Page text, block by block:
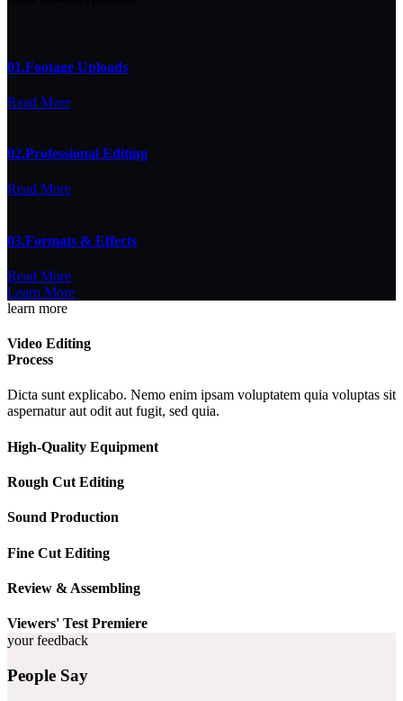
01.Footage Uploads
Read More
02.Professional Editing
Read More
03.Formats & Effects
Read More
Learn More
learn more
Video Editing
Process
Dicta sunt explicabo. Nemo enim ipsam voluptatem quia voluptas sit
aspernatur aut odit aut fugit, sed quia.
High-Quality Equipment
Rough Cut Editing
Sound Production
Fine Cut Editing
Review & Assembling
Viewers' Test Premiere
your feedback
People Say